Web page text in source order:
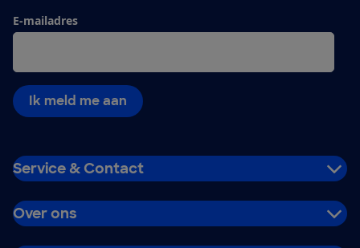
E-mailadres
Ik meld me aan
Service & Contact
Over ons